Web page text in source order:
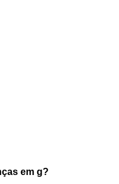
em g?